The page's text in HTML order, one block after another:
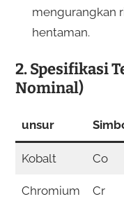
mengurangkan
hentaman.
2. Spesifikasi
Nominal)
unsur
Kobalt Co
Chromium Cr